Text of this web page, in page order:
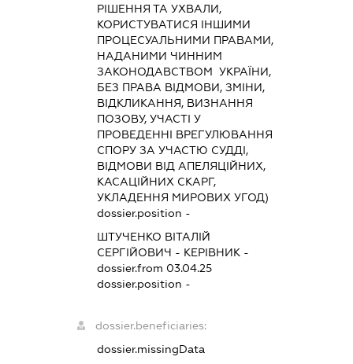
РІШЕННЯ ТА УХВАЛИ,
КОРИСТУВАТИСЯ ІНШИМИ
ПРОЦЕСУАЛЬНИМИ ПРАВАМИ,
НАДАНИМИ ЧИННИМ
ЗАКОНОДАВСТВОМ УКРАЇНИ,
БЕЗ ПРАВА ВІДМОВИ, ЗМІНИ,
ВІДКЛИКАННЯ, ВИЗНАННЯ
ПОЗОВУ, УЧАСТІ У
ПРОВЕДЕННІ ВРЕГУЛЮВАННЯ
СПОРУ ЗА УЧАСТЮ СУДДІ,
ВІДМОВИ ВІД АПЕЛЯЦІЙНИХ,
КАСАЦІЙНИХ СКАРГ,
УКЛАДЕННЯ МИРОВИХ УГОД)
dossier.position -
ШТУЧЕНКО ВІТАЛІЙ
СЕРГІЙОВИЧ - КЕРІВНИК -
dossier.from 03.04.25
dossier.position -
dossier.beneficiaries:
dossier.missingData